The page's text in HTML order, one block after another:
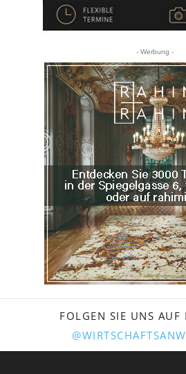
- Werbung -
FOLGEN SIE UNS AUF